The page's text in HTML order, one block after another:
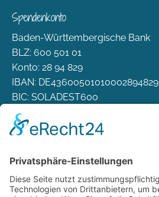
Spendenkonto
Baden-Württembergische Bank
BLZ: 600 501 01
Konto: 28 94 829
IBAN: DE43600501010002894829
BIC: SOLADEST600
Rechtliches
Versand & Lieferung
Widerrufsbelehrung